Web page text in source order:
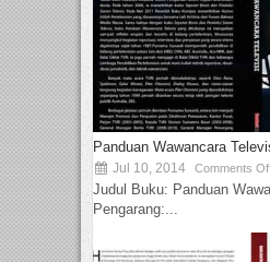
Panduan Wawancara
Jul 10, 2014 Comments
Judul Buku: Panduan
Pengarang:...